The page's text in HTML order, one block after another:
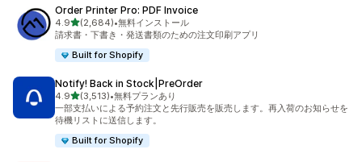
Order Printer Pro: PDF Invoice
4.95つ星中
(2,684)
合計レビュー数：2684件
•無料インストール
請求書・下書き・発送書類のための注文印刷アプリ
Built for Shopify
Notify! Back in Stock|PreOrder
4.95つ星中
(3,513)
合計レビュー数：3513件
•無料プランあり
一部支払いによる予約注文と先行販売を販売します。再入荷のお知らせを
待機リストに送信します。
Built for Shopify